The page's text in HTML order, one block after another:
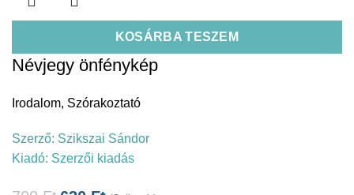
KOSÁRBA TESZEM
Névjegy önfénykép
Irodalom, Szórakoztató
Szerző: Szikszai Sándor
Kiadó: Szerzői kiadás